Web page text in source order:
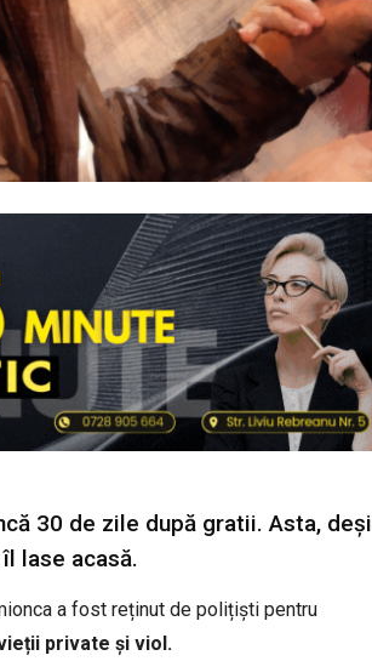
30 de zile după gratii. Asta, deși
lase acasă.
a fost reținut de polițiști pentru
private și viol.